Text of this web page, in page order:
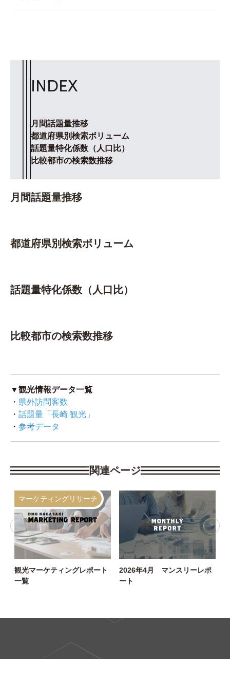
INDEX
月間話題量推移
都道府県別検索ボリューム
話題量特化係数（人口比）
比較都市の検索数推移
月間話題量推移
都道府県別検索ボリューム
話題量特化係数（人口比）
比較都市の検索数推移
▼観光情報データ一覧
・ 県外訪問客数
・ 話題量「長崎 観光」
・ 参考データ
関連ページ
マーケティングリサーチ
観光マーケティングレポート
一覧
2026年4月 マンスリーレポ
ート